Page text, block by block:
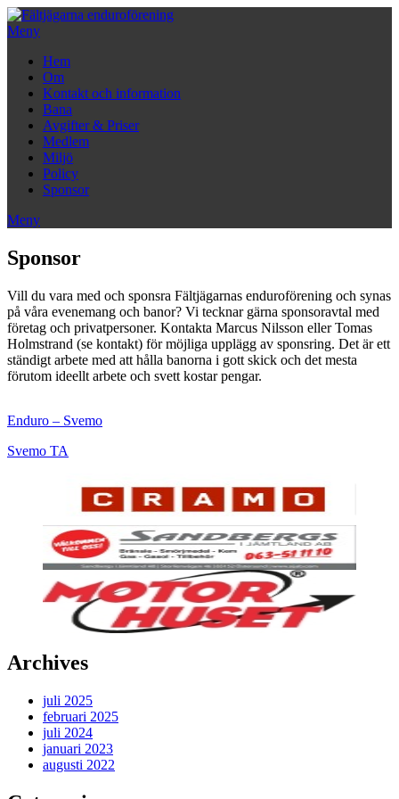
Hoppa
till
Meny
Hem
Om
Kontakt och information
Bana
Avgifter & Priser
Medlem
Miljö
Policy
Sponsor
Meny
Sponsor
Vill du vara med och sponsra Fältjägarnas enduroförening och synas
på våra evenemang och banor? Vi tecknar gärna sponsoravtal med
företag och privatpersoner. Kontakta Marcus Nilsson eller Tomas
Holmstrand (se kontakt) för möjliga upplägg av sponsring. Det är ett
ständigt arbete med att hålla banorna i gott skick och det mesta
förutom ideellt arbete och svett kostar pengar.
Enduro – Svemo
Svemo TA
Archives
juli 2025
februari 2025
juli 2024
januari 2023
augusti 2022